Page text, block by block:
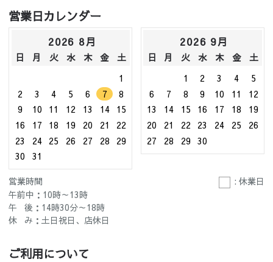
営業日カレンダー
2026 8月
日 月 火 水 木 金
土
1
2
3 4 5 6 7
8
9
10 11 12 13 14
15
16
17 18 19 20 21
22
23
24 25 26 27 28
29
30
31
2026 9月
日 月 火 水 木 金
土
1
2 3 4
5
6
7 8 9 10 11
12
13
14 15 16 17 18
19
20
21 22 23 24 25
26
27
28 29 30
営業時間
: 休業日
午前中：10時～13時
午 後：14時30分～18時
休 み：土日祝日、店休日
ご利用について